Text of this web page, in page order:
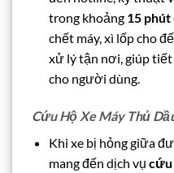
trong khoảng 15 phút
chết máy, xì lốp cho
xử lý tận nơi, giúp tiết
cho người dùng.
Cứu Hộ Xe Máy Thủ
Khi xe bị hỏng giữa
mang đến dịch vụ cứu